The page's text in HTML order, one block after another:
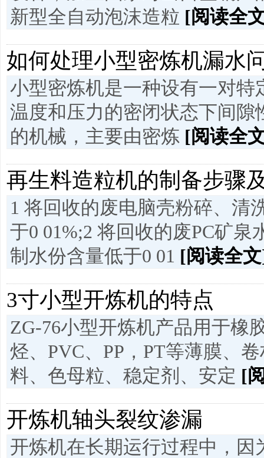
新型全自动泡沫造粒 [阅读全
如何处理小型密炼机漏水
小型密炼机是一种设有一对
温度和压力的密闭状态下间
的机械，主要由密炼 [阅读全
再生料造粒机的制备步骤
1 将回收的废电脑壳粉碎、清
于0 01%;2 将回收的废PC矿
制水份含量低于0 01 [阅读全
3寸小型开炼机的特点
ZG-76小型开炼机产品用于橡
烃、PVC、PP，PT等薄膜、
料、色母粒、稳定剂、安定 [
开炼机轴头裂纹渗漏
开炼机在长期运行过程中，